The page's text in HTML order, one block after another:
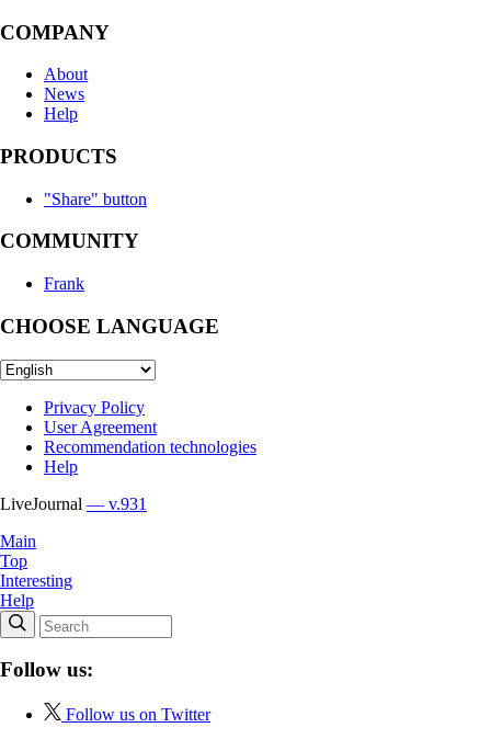
COMPANY
About
News
Help
PRODUCTS
"Share" button
COMMUNITY
Frank
CHOOSE LANGUAGE
Privacy Policy
User Agreement
Recommendation technologies
Help
LiveJournal — v.931
Main
Top
Interesting
Help
Follow us:
Follow us on Twitter